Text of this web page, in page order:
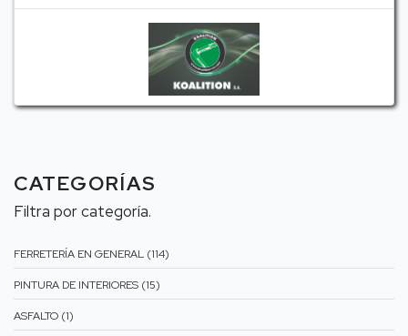
CATEGORÍAS
Filtra por categoría.
FERRETERÍA EN GENERAL (114)
PINTURA DE INTERIORES (15)
ASFALTO (1)